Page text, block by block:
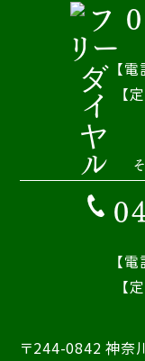
【
【
【
【
〒244-0842 神奈